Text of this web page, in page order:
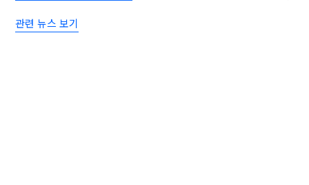
관련 뉴스 보기